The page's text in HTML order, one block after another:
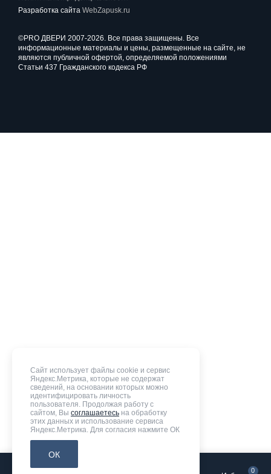
0
Разработка сайта WebZapusk.ru
©PRO ДВЕРИ 2007-2026. Все права защищены. Все
информационные материалы и цены, размещенные на сайте, не
являются публичной офертой, определяемой положениями
Статьи 437 Гражданского кодекса РФ
Сайт использует файлы cookie и сервис
Яндекс.Метрика, которые не содержат
сведений, на основании которых можно
идентифицировать личность
пользователя. Продолжая работу с
сайтом, Вы соглашаетесь на обработку
этих данных и использование сервиса
Яндекс.Метрика. Для согласия нажмите ОК
ОК